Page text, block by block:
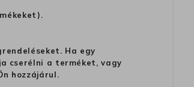
Ha egy
cserélni a terméket, vagy
hozzájárul.